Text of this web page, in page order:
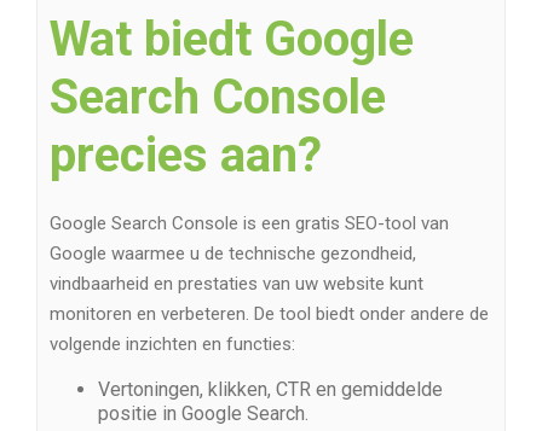
Wat biedt Google
Search Console
precies aan?
Google Search Console is een gratis SEO-tool van
Google waarmee u de technische gezondheid,
vindbaarheid en prestaties van uw website kunt
monitoren en verbeteren. De tool biedt onder andere de
volgende inzichten en functies:
Vertoningen, klikken, CTR en gemiddelde
positie in Google Search.